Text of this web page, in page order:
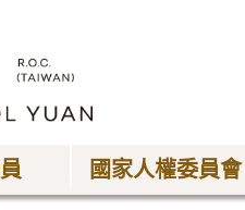
國家人權委員會